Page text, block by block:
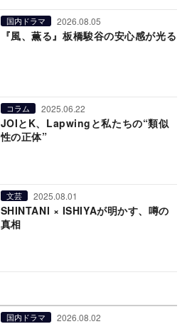
国内ドラマ 2026.08.05
『風、薫る』板橋駿谷の安心感が光る
コラム 2025.06.22
JOIとK、Lapwingと私たちの“類似
性の正体”
文芸 2025.08.01
SHINTANI × ISHIYAが明かす、噂の
真相
国内ドラマ 2026.08.02